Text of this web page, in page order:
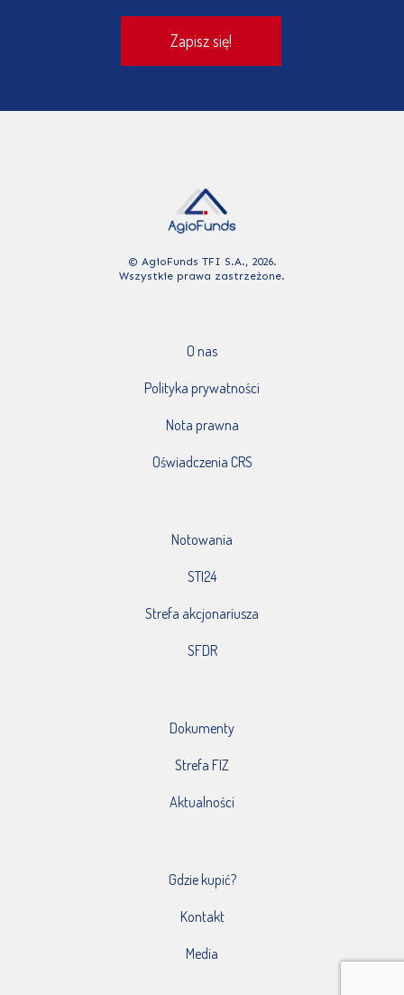
© AgioFunds TFI S.A., 2026.
Wszystkie prawa zastrzeżone.
O nas
Polityka prywatności
Nota prawna
Oświadczenia CRS
Notowania
STI24
Strefa akcjonariusza
SFDR
Dokumenty
Strefa FIZ
Aktualności
Gdzie kupić?
Kontakt
Media